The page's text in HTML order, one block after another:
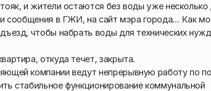
и жители остаются без воды уже несколько
сообщения в ГЖИ, на сайт мэра города… Как
чтобы набрать воды для технических
откуда течет, закрыта.
компании ведут непрерывную работу по
стабильное функционирование коммунальной